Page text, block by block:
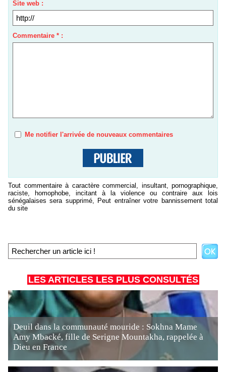
Site web :
Commentaire * :
Me notifier l'arrivée de nouveaux commentaires
Tout commentaire à caractère commercial, insultant, pornographique,
raciste, homophobe, incitant à la violence ou contraire aux lois
sénégalaises sera supprimé, Peut entraîner votre bannissement total
du site
LES ARTICLES LES PLUS CONSULTÉS
Deuil dans la communauté mouride : Sokhna Mame
Amy Mbacké, fille de Serigne Mountakha, rappelée à
Dieu en France